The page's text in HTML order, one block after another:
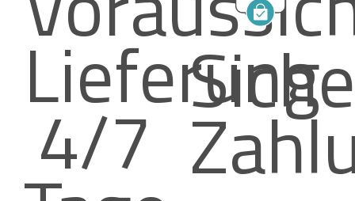
Lieferung
4/7